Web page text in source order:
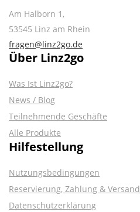
Am Halborn 1,
53545 Linz am Rhein
fragen@linz2go.de
Über Linz2go
Was Ist Linz2go?
News / Blog
Teilnehmende Geschäfte
Alle Produkte
Hilfestellung
Nutzungsbedingungen
Reservierung, Zahlung & Versand
Datenschutzerklärung